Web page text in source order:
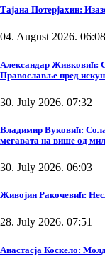
Тајана Потерјахин:
04. August 2026. 06:08
Александар Живковић:
Православље пред
30. July 2026. 07:32
Владимир Вуковић:
мегавата на више од
30. July 2026. 06:03
Живојин Ракочевић:
28. July 2026. 07:51
Анастасја Коскело: